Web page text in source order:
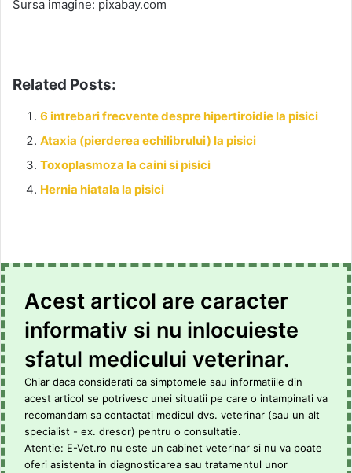
Sursa imagine: pixabay.com
Related Posts:
6 intrebari frecvente despre hipertiroidie la pisici
Ataxia (pierderea echilibrului) la pisici
Toxoplasmoza la caini si pisici
Hernia hiatala la pisici
Acest articol are caracter
informativ si nu inlocuieste
sfatul medicului veterinar.
Chiar daca considerati ca simptomele sau informatiile din
acest articol se potrivesc unei situatii pe care o intampinati va
recomandam sa contactati medicul dvs. veterinar (sau un alt
specialist - ex. dresor) pentru o consultatie.
Atentie: E-Vet.ro nu este un cabinet veterinar si nu va poate
oferi asistenta in diagnosticarea sau tratamentul unor